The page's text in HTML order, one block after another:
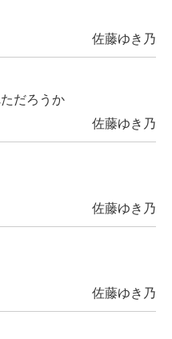
佐藤ゆき乃
だろうか
佐藤ゆき乃
佐藤ゆき乃
佐藤ゆき乃